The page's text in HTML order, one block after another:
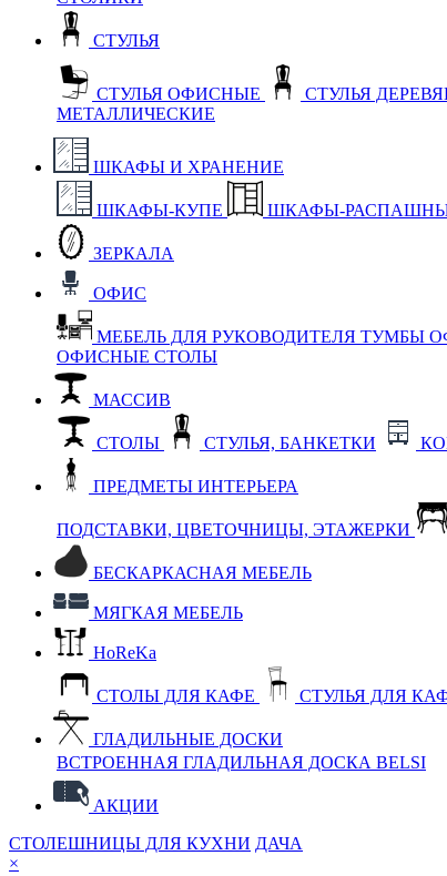
СТУЛЬЯ
СТУЛЬЯ ОФИСНЫЕ СТУЛЬЯ
МЕТАЛЛИЧЕСКИЕ
ШКАФЫ И ХРАНЕНИЕ
ШКАФЫ-КУПЕ ШКАФЫ-
ЗЕРКАЛА
ОФИС
МЕБЕЛЬ ДЛЯ РУКОВОДИТЕЛЯ ТУМБЫ
ОФИСНЫЕ СТОЛЫ
МАССИВ
СТОЛЫ СТУЛЬЯ, БАНКЕТКИ
ПРЕДМЕТЫ ИНТЕРЬЕРА
ПОДСТАВКИ, ЦВЕТОЧНИЦЫ, ЭТАЖЕРКИ
БЕСКАРКАСНАЯ МЕБЕЛЬ
МЯГКАЯ МЕБЕЛЬ
HoReKa
СТОЛЫ ДЛЯ КАФЕ СТУЛЬЯ ДЛЯ
ГЛАДИЛЬНЫЕ ДОСКИ
ВСТРОЕННАЯ ГЛАДИЛЬНАЯ ДОСКА BELSI
АКЦИИ
СТОЛЕШНИЦЫ ДЛЯ КУХНИ ДАЧА
×